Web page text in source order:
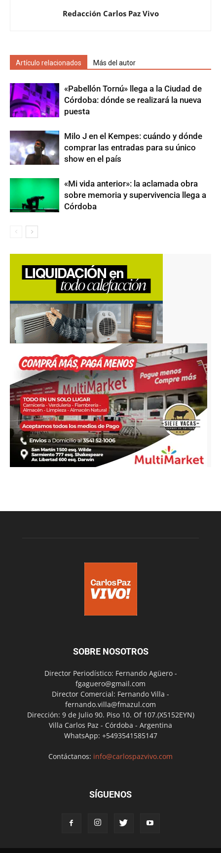
Redacción Carlos Paz Vivo
Artículo relacionados Más del autor
«Pabellón Tornú» llega a la Ciudad de
Córdoba: dónde se realizará la nueva
puesta
Milo J en el Kempes: cuándo y dónde
comprar las entradas para su único
show en el país
«Mi vida anterior»: la aclamada obra
sobre memoria y supervivencia llega a
Córdoba
SOBRE NOSOTROS
Director Periodístico: Fernando Agüero -
fgaguero@gmail.com
Director Comercial: Fernando Villa -
fernando.villa@fmazul.com
Dirección: 9 de Julio 90. Piso 10. Of 107.(X5152EYN)
Villa Carlos Paz - Córdoba - Argentina
WhatsApp: +5493541585147
Contáctanos: info@carlospazvivo.com
SÍGUENOS